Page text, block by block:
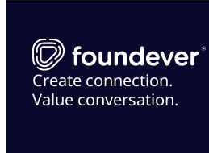
Create connection.
Value conversation.